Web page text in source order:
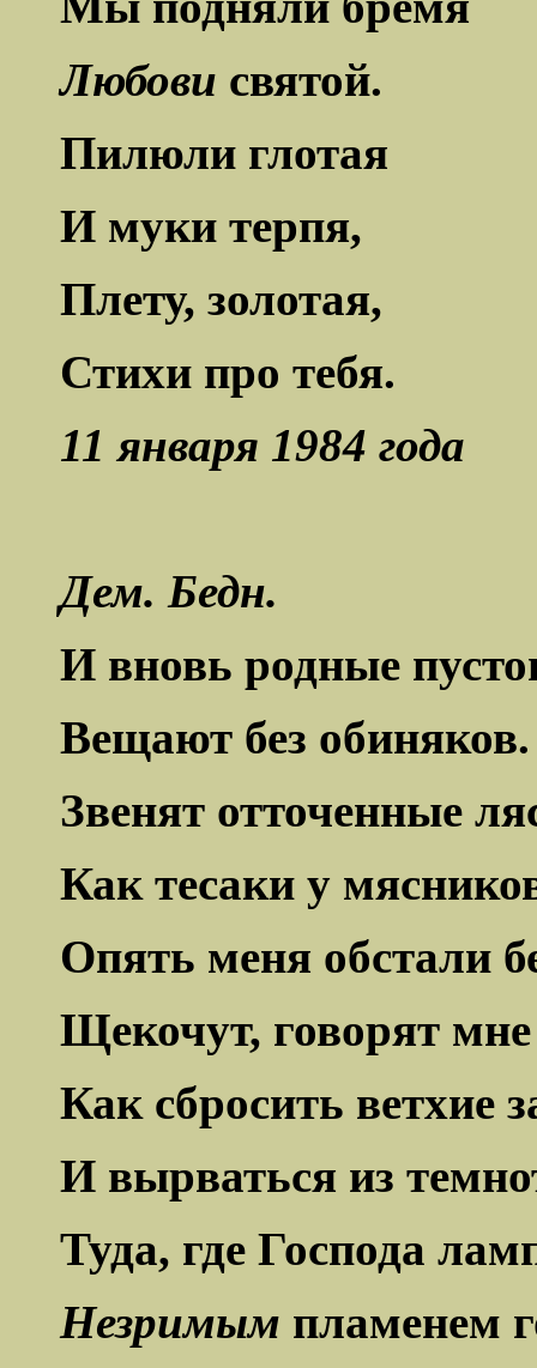
Любови святой.
Пилюли глотая
И муки терпя,
Плету, золотая,
Стихи про тебя.
11 января 1984 года
Дем. Бедн.
И вновь родные
Вещают без обиняков.
Звенят отточенные
Как тесаки у
Опять меня обстали
Щекочут, говорят
Как сбросить ветхие
И вырваться из
Туда, где Господа
Незримым пламенем